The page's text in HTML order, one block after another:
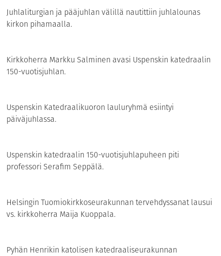
Juhlaliturgian ja pääjuhlan välillä nautittiin juhlalounas
kirkon pihamaalla.
Kirkkoherra Markku Salminen avasi Uspenskin katedraalin
150-vuotisjuhlan.
Uspenskin Katedraalikuoron lauluryhmä esiintyi
päiväjuhlassa.
Uspenskin katedraalin 150-vuotisjuhlapuheen piti
professori Serafim Seppälä.
Helsingin Tuomiokirkkoseurakunnan tervehdyssanat lausui
vs. kirkkoherra Maija Kuoppala.
Pyhän Henrikin katolisen katedraaliseurakunnan